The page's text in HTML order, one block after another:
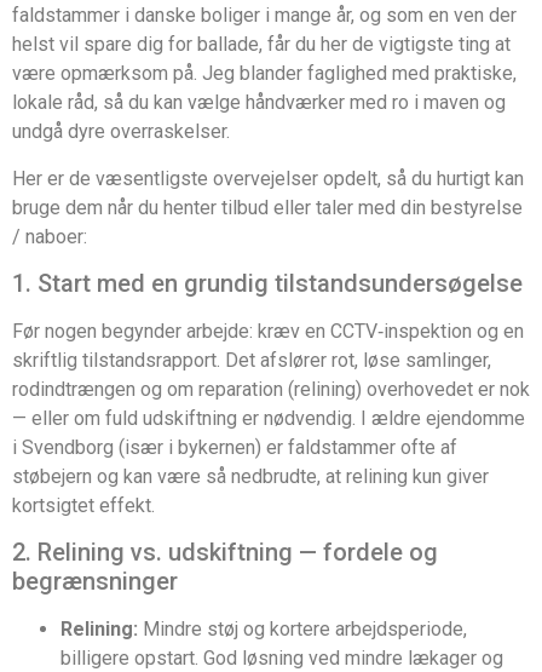
faldstammer i danske boliger i mange år, og som en ven der
helst vil spare dig for ballade, får du her de vigtigste ting at
være opmærksom på. Jeg blander faglighed med praktiske,
lokale råd, så du kan vælge håndværker med ro i maven og
undgå dyre overraskelser.
Her er de væsentligste overvejelser opdelt, så du hurtigt kan
bruge dem når du henter tilbud eller taler med din bestyrelse
/ naboer:
1. Start med en grundig tilstandsundersøgelse
Før nogen begynder arbejde: kræv en CCTV‑inspektion og en
skriftlig tilstandsrapport. Det afslører rot, løse samlinger,
rodindtrængen og om reparation (relining) overhovedet er nok
— eller om fuld udskiftning er nødvendig. I ældre ejendomme
i Svendborg (især i bykernen) er faldstammer ofte af
støbejern og kan være så nedbrudte, at relining kun giver
kortsigtet effekt.
2. Relining vs. udskiftning — fordele og
begrænsninger
Relining: Mindre støj og kortere arbejdsperiode,
billigere opstart. God løsning ved mindre lækager og